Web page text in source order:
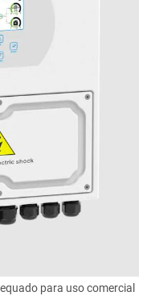
para uso comercial